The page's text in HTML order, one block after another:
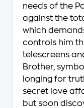
needs of the
against the
which
controls him
telescreens
Brother,
longing for
secret love
but soon